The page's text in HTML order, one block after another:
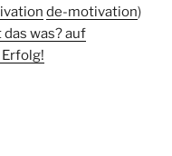
de-motivation)
was? auf